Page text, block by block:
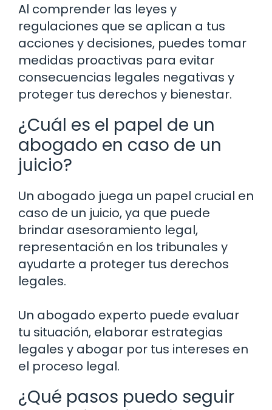
Al comprender las leyes y
regulaciones que se aplican a tus
acciones y decisiones, puedes tomar
medidas proactivas para evitar
consecuencias legales negativas y
proteger tus derechos y bienestar.
¿Cuál es el papel de un
abogado en caso de un
juicio?
Un abogado juega un papel crucial en
caso de un juicio, ya que puede
brindar asesoramiento legal,
representación en los tribunales y
ayudarte a proteger tus derechos
legales.
Un abogado experto puede evaluar
tu situación, elaborar estrategias
legales y abogar por tus intereses en
el proceso legal.
¿Qué pasos puedo seguir